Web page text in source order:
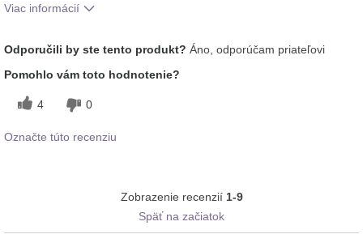
Viac informácií
s používaním tohto
prípravku?
vstrebáva, Osviežujúci, Príjemný pocit
na pokožke
Odporučili by ste tento produkt? Áno, odporúčam priateľovi
Pomohlo vám toto hodnotenie?
4 0
Označte túto recenziu
Zobrazenie recenzií 1-9
Späť na začiatok